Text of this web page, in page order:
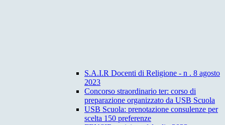
S.A.I.R Docenti di Religione - n . 8 agosto
2023
Concorso straordinario ter: corso di
preparazione organizzato da USB Scuola
USB Scuola: prenotazione consulenze per
scelta 150 preferenze